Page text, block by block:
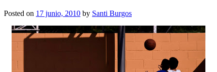
Posted on 17 junio, 2010 by Santi Burgos